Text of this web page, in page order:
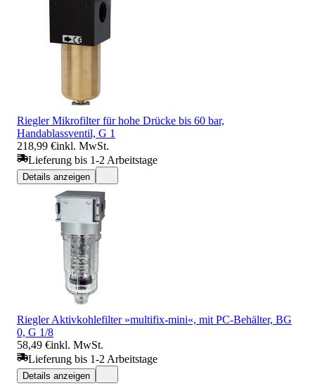
Riegler Mikrofilter für hohe Drücke bis 60 bar,
Handablassventil, G 1
218,99 €inkl. MwSt.
Lieferung bis 1-2 Arbeitstage
Details anzeigen
Riegler Aktivkohlefilter »multifix-mini«, mit PC-Behälter, BG
0, G 1/8
58,49 €inkl. MwSt.
Lieferung bis 1-2 Arbeitstage
Details anzeigen